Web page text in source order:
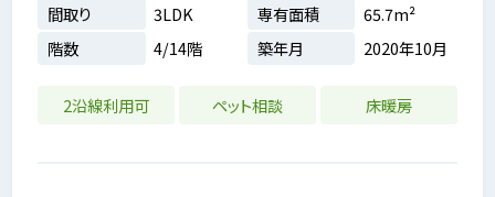
間取り
3LDK 専有面積
65.7m²
階数
4/14階 築年月 2020年10月
2沿線利用可 ペット相談 床暖房